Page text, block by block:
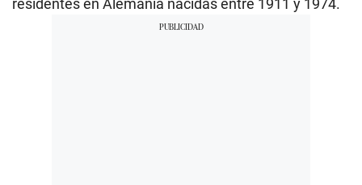
residentes en Alemania nacidas entre 1911 y 1974.